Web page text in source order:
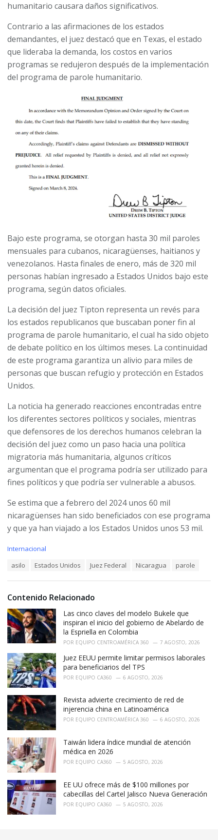
humanitario causara daños significativos.
Contrario a las afirmaciones de los estados
demandantes, el juez destacó que en Texas, el estado
que lideraba la demanda, los costos en varios
programas se redujeron después de la implementación
del programa de parole humanitario.
Bajo este programa, se otorgan hasta 30 mil paroles
mensuales para cubanos, nicaragüenses, haitianos y
venezolanos. Hasta finales de enero, más de 320 mil
personas habían ingresado a Estados Unidos bajo este
programa, según datos oficiales.
La decisión del juez Tipton representa un revés para
los estados republicanos que buscaban poner fin al
programa de parole humanitario, el cual ha sido objeto
de debate político en los últimos meses. La continuidad
de este programa garantiza un alivio para miles de
personas que buscan refugio y protección en Estados
Unidos.
La noticia ha generado reacciones encontradas entre
los diferentes sectores políticos y sociales, mientras
que defensores de los derechos humanos celebran la
decisión del juez como un paso hacia una política
migratoria más humanitaria, algunos críticos
argumentan que el programa podría ser utilizado para
fines políticos y que podría ser vulnerable a abusos.
Se estima que a febrero del 2024 unos 60 mil
nicaragüenses han sido beneficiados con ese programa
y que ya han viajado a los Estados Unidos unos 53 mil.
C
r
i
e
s
:
Internacional
:
asilo Estados Unidos Juez Federal Nicaragua parole
Contenido Relacionado
Las cinco claves del modelo Bukele que
inspiran el inicio del gobierno de Abelardo de
la Espriella en Colombia
POR EQUIPO CENTROAMÉRICA 360 7 AGOSTO, 2026
Juez EEUU permite limitar permisos laborales
para beneficiarios del TPS
POR EQUIPO CA360 6 AGOSTO, 2026
Revista advierte crecimiento de red de
injerencia china en Latinoamérica
POR EQUIPO CENTROAMÉRICA 360 6 AGOSTO, 2026
Taiwán lidera índice mundial de atención
médica en 2026
POR EQUIPO CA360 5 AGOSTO, 2026
EE UU ofrece más de $100 millones por
cabecillas del Cartel Jalisco Nueva Generación
POR EQUIPO CA360 5 AGOSTO, 2026